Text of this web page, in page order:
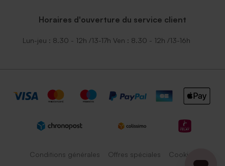
Horaires d'ouverture du service client
Lun-jeu : 8.30 - 12h /13-17h Ven : 8.30 - 12h /13-16h
Conditions générales Offres spéciales Cookies